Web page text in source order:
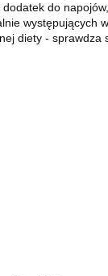
do
występujących
diety -